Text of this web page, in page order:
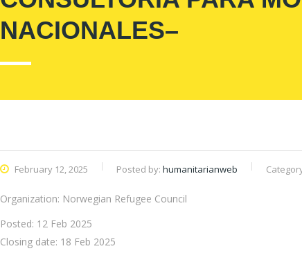
NACIONALES–
February 12, 2025 Posted by: humanitarianweb
Organization: Norwegian Refugee Council
Posted: 12 Feb 2025
Closing date: 18 Feb 2025